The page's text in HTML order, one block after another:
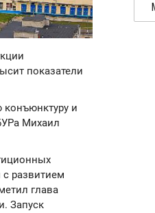
показатели
конъюнктуру и
Михаил
развитием
глава
Запуск